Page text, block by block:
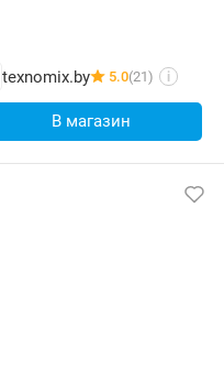
texnomix.by 5.0(21) i
В магазин